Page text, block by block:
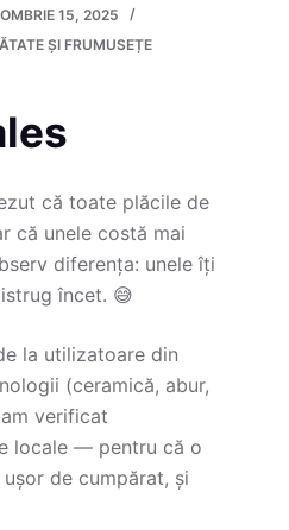
15, 2025
ȘI FRUMUSEȚE
că toate plăcile de
că unele costă mai
diferența: unele îți
încet. 😅
la utilizatoare din
(ceramică, abur,
verificat
locale — pentru că o
de cumpărat, și